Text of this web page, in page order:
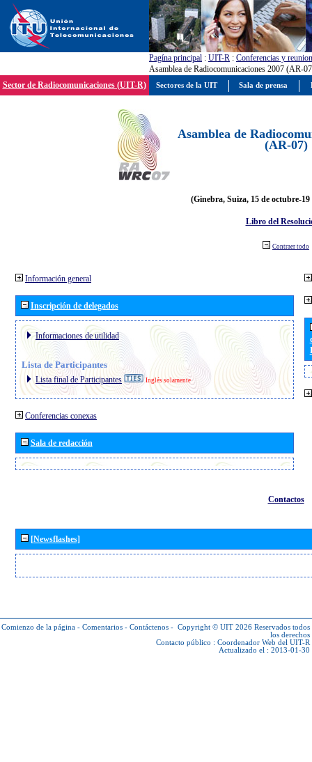
Pagína principal : UIT-R : Conferencias y
Asamblea de Radiocomunicaciones 2007 (AR-
Sector de Radiocomunicaciones (UIT-R)
Asamblea de
(AR-07)
(Ginebra, Suiza, 15 de octubre-19
Libro del
Contraer todo
Información general
Inscripción de delegados
Informaciones de utilidad
Lista de Participantes
Lista final de Participantes Inglés solamente
Conferencias conexas
Sala de redacción
Contactos
[Newsflashes]
Comienzo de la página - Comentarios - Contáctenos - Copyright © UIT 2026 Reservados todos
los derechos
Contacto público : Coordenador Web del UIT-R
Actualizado el : 2013-01-30
Sectores de la UIT Sala de prensa